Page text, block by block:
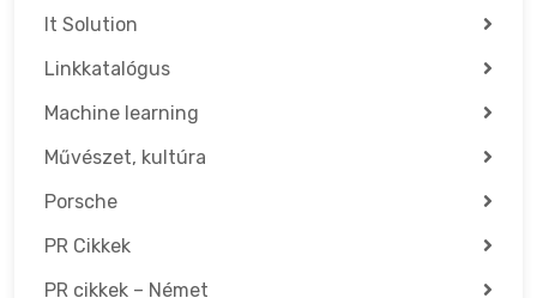
It Solution
Linkkatalógus
Machine learning
Művészet, kultúra
Porsche
PR Cikkek
PR cikkek – Német